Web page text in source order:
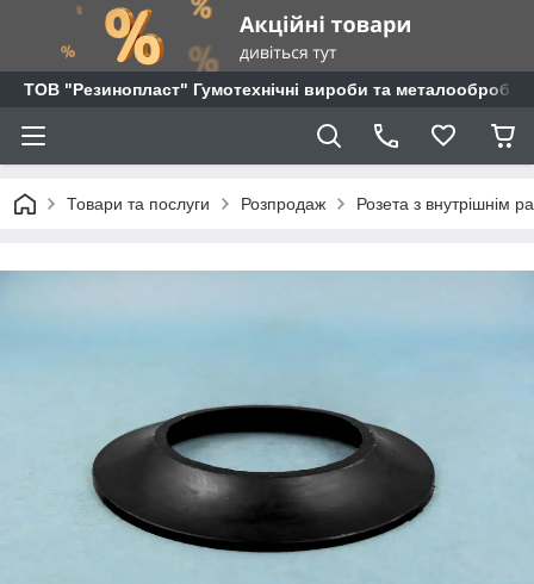
ТОВ "Резинопласт" Гумотехнічні вироби та металообробка
Товари та послуги Розпродаж Розета з внутрішнім